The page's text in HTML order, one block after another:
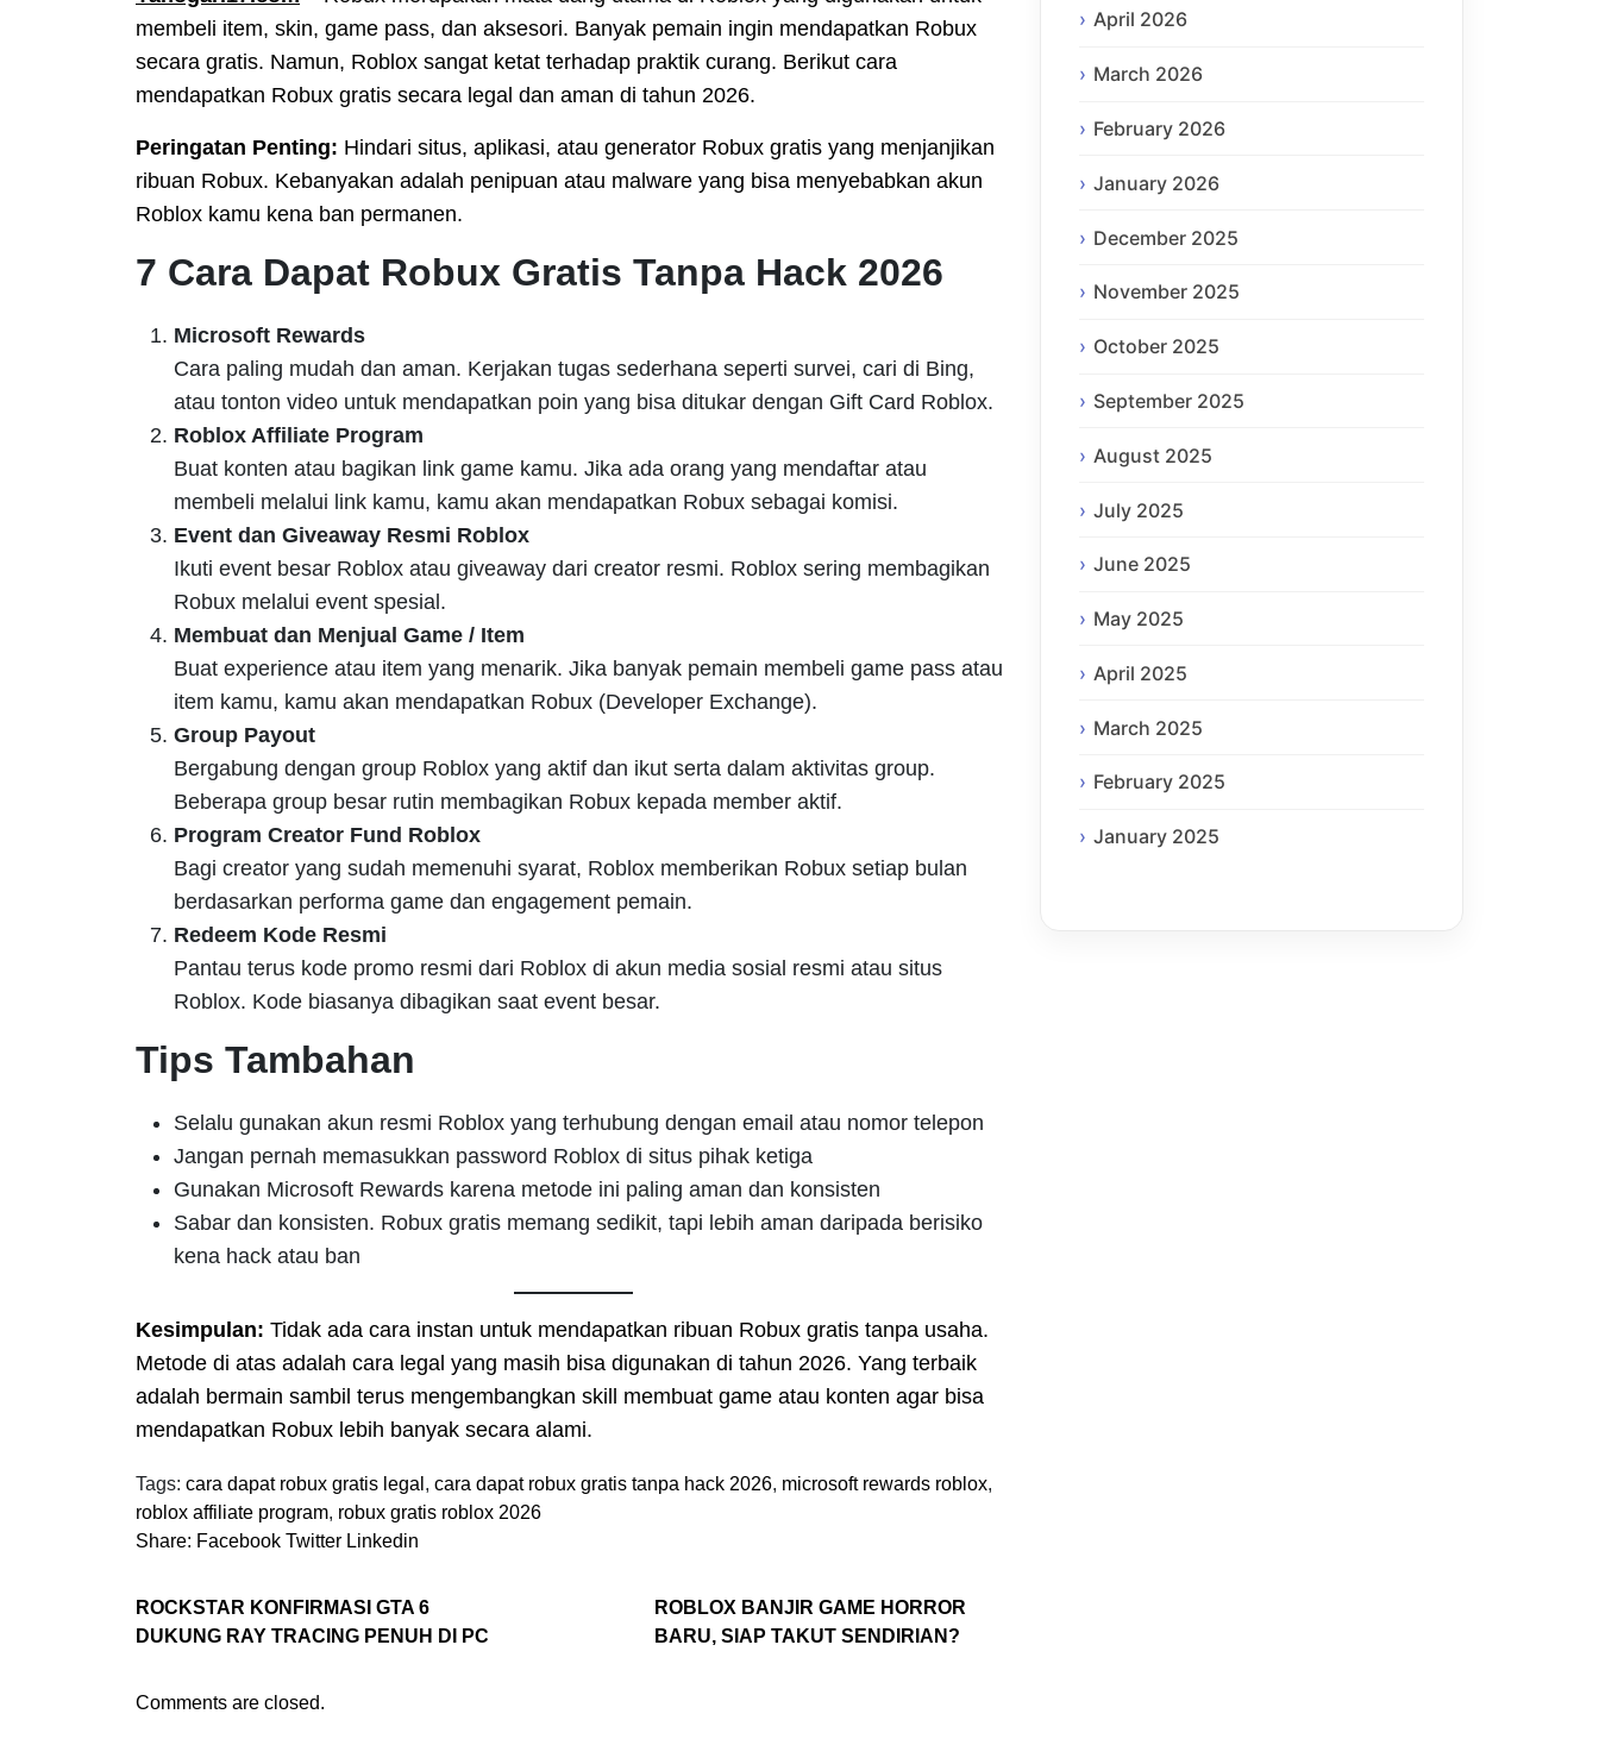
membeli item, skin, game pass, dan aksesori. Banyak pemain ingin mendapatkan Robux
secara gratis. Namun, Roblox sangat ketat terhadap praktik curang. Berikut cara
mendapatkan Robux gratis secara legal dan aman di tahun 2026.
Peringatan Penting: Hindari situs, aplikasi, atau generator Robux gratis yang menjanjikan
ribuan Robux. Kebanyakan adalah penipuan atau malware yang bisa menyebabkan akun
Roblox kamu kena ban permanen.
7 Cara Dapat Robux Gratis Tanpa Hack 2026
Microsoft Rewards
Cara paling mudah dan aman. Kerjakan tugas sederhana seperti survei, cari di Bing,
atau tonton video untuk mendapatkan poin yang bisa ditukar dengan Gift Card Roblox.
Roblox Affiliate Program
Buat konten atau bagikan link game kamu. Jika ada orang yang mendaftar atau
membeli melalui link kamu, kamu akan mendapatkan Robux sebagai komisi.
Event dan Giveaway Resmi Roblox
Ikuti event besar Roblox atau giveaway dari creator resmi. Roblox sering membagikan
Robux melalui event spesial.
Membuat dan Menjual Game / Item
Buat experience atau item yang menarik. Jika banyak pemain membeli game pass atau
item kamu, kamu akan mendapatkan Robux (Developer Exchange).
Group Payout
Bergabung dengan group Roblox yang aktif dan ikut serta dalam aktivitas group.
Beberapa group besar rutin membagikan Robux kepada member aktif.
Program Creator Fund Roblox
Bagi creator yang sudah memenuhi syarat, Roblox memberikan Robux setiap bulan
berdasarkan performa game dan engagement pemain.
Redeem Kode Resmi
Pantau terus kode promo resmi dari Roblox di akun media sosial resmi atau situs
Roblox. Kode biasanya dibagikan saat event besar.
Tips Tambahan
Selalu gunakan akun resmi Roblox yang terhubung dengan email atau nomor telepon
Jangan pernah memasukkan password Roblox di situs pihak ketiga
Gunakan Microsoft Rewards karena metode ini paling aman dan konsisten
Sabar dan konsisten. Robux gratis memang sedikit, tapi lebih aman daripada berisiko
kena hack atau ban
Kesimpulan: Tidak ada cara instan untuk mendapatkan ribuan Robux gratis tanpa usaha.
Metode di atas adalah cara legal yang masih bisa digunakan di tahun 2026. Yang terbaik
adalah bermain sambil terus mengembangkan skill membuat game atau konten agar bisa
mendapatkan Robux lebih banyak secara alami.
Tags: cara dapat robux gratis legal , cara dapat robux gratis tanpa hack 2026, microsoft rewards roblox,
roblox affiliate program, robux gratis roblox 2026
Share: Facebook Twitter Linkedin
ROCKSTAR KONFIRMASI GTA 6
DUKUNG RAY TRACING PENUH DI PC
ROBLOX BANJIR GAME HORROR
BARU, SIAP TAKUT SENDIRIAN?
April 2026
March 2026
February 2026
January 2026
December 2025
November 2025
October 2025
September 2025
August 2025
July 2025
June 2025
May 2025
April 2025
March 2025
February 2025
January 2025
Comments are closed.